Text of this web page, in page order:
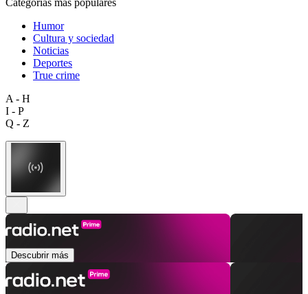
Humor
Cultura y sociedad
Noticias
Deportes
True crime
A - H
I - P
Q - Z
Descubrir más